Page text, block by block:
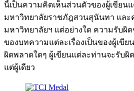
นี้เป็นความคิดเห็นส่วนตัวของผู้เขียน
มหาวิทยาลัยราชภัฎสวนสุนันทา แล
มหาวิทยาลัยฯ แต่อย่างใด ความรับผิ
ของบทความแต่ละเรื่องเป็นของผู้เขี
ผิดพลาดใดๆ ผู้เขียนแต่ละท่านจะรับผิ
แต่ผู้เดียว